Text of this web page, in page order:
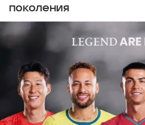
поколения